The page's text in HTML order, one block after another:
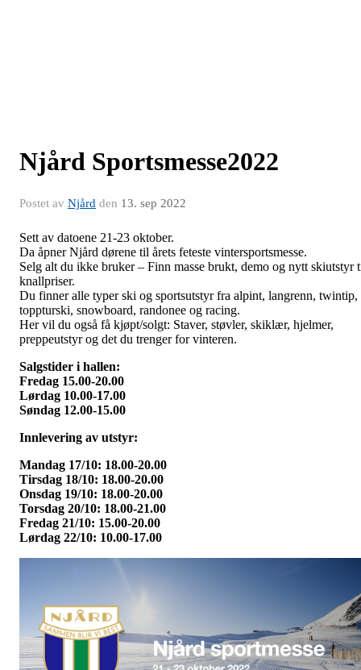
Njård Sportsmesse2022
Postet av Njård den 13. sep 2022
Sett av datoene 21-23 oktober.
Da åpner Njård dørene til årets feteste vintersportsmesse.
Selg alt du ikke bruker – Finn masse brukt, demo og nytt skiutstyr
knallpriser.
Du finner alle typer ski og sportsutstyr fra alpint, langrenn, twintip,
toppturski, snowboard, randonee og racing.
Her vil du også få kjøpt/solgt: Staver, støvler, skiklær, hjelmer,
preppeutstyr og det du trenger for vinteren.
Salgstider i hallen:
Fredag 15.00-20.00
Lørdag 10.00-17.00
Søndag 12.00-15.00
Innlevering av utstyr:
Mandag 17/10: 18.00-20.00
Tirsdag 18/10: 18.00-20.00
Onsdag 19/10: 18.00-20.00
Torsdag 20/10: 18.00-21.00
Fredag 21/10: 15.00-20.00
Lørdag 22/10: 10.00-17.00